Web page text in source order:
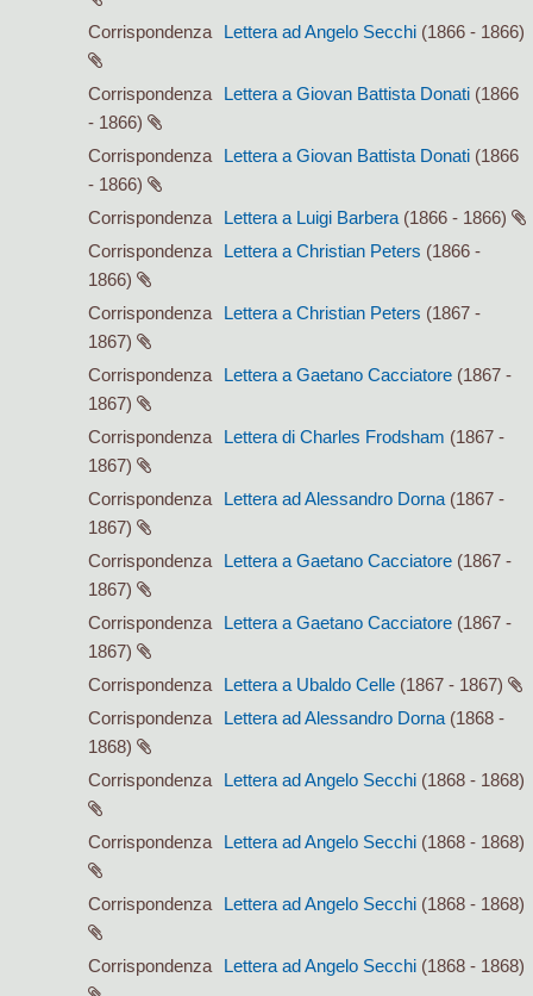
Corrispondenza Lettera ad Angelo Secchi (1866 - 1866)
Corrispondenza Lettera a Giovan Battista Donati (1866
- 1866)
Corrispondenza
Lettera a Giovan Battista Donati (1866
- 1866)
Corrispondenza
Lettera a Luigi Barbera (1866 - 1866)
Corrispondenza
Lettera a Christian Peters (1866 -
1866)
Corrispondenza
Lettera a Christian Peters (1867 -
1867)
Corrispondenza
Lettera a Gaetano Cacciatore (1867 -
1867)
Corrispondenza
Lettera di Charles Frodsham (1867 -
1867)
Corrispondenza
Lettera ad Alessandro Dorna (1867 -
1867)
Corrispondenza
Lettera a Gaetano Cacciatore (1867 -
1867)
Corrispondenza
Lettera a Gaetano Cacciatore (1867 -
1867)
Corrispondenza
Lettera a Ubaldo Celle (1867 - 1867)
Corrispondenza
Lettera ad Alessandro Dorna (1868 -
1868)
Corrispondenza
Lettera ad Angelo Secchi (1868 - 1868)
Corrispondenza Lettera ad Angelo Secchi (1868 - 1868)
Corrispondenza Lettera ad Angelo Secchi (1868 - 1868)
Corrispondenza Lettera ad Angelo Secchi (1868 - 1868)